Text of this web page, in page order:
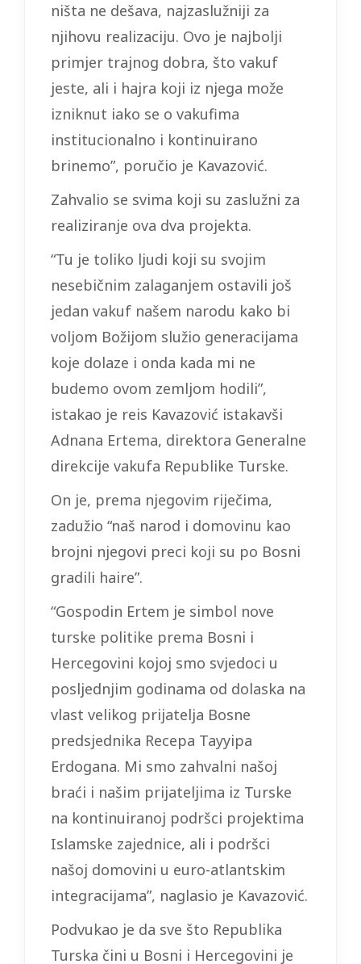
ništa ne dešava, najzaslužniji za
njihovu realizaciju. Ovo je najbolji
primjer trajnog dobra, što vakuf
jeste, ali i hajra koji iz njega može
izniknut iako se o vakufima
institucionalno i kontinuirano
brinemo”, poručio je Kavazović.
Zahvalio se svima koji su zaslužni za
realiziranje ova dva projekta.
“Tu je toliko ljudi koji su svojim
nesebičnim zalaganjem ostavili još
jedan vakuf našem narodu kako bi
voljom Božijom služio generacijama
koje dolaze i onda kada mi ne
budemo ovom zemljom hodili”,
istakao je reis Kavazović istakavši
Adnana Ertema, direktora Generalne
direkcije vakufa Republike Turske.
On je, prema njegovim riječima,
zadužio “naš narod i domovinu kao
brojni njegovi preci koji su po Bosni
gradili haire”.
“Gospodin Ertem je simbol nove
turske politike prema Bosni i
Hercegovini kojoj smo svjedoci u
posljednjim godinama od dolaska na
vlast velikog prijatelja Bosne
predsjednika Recepa Tayyipa
Erdogana. Mi smo zahvalni našoj
braći i našim prijateljima iz Turske
na kontinuiranoj podršci projektima
Islamske zajednice, ali i podršci
našoj domovini u euro-atlantskim
integracijama”, naglasio je Kavazović.
Podvukao je da sve što Republika
Turska čini u Bosni i Hercegovini je